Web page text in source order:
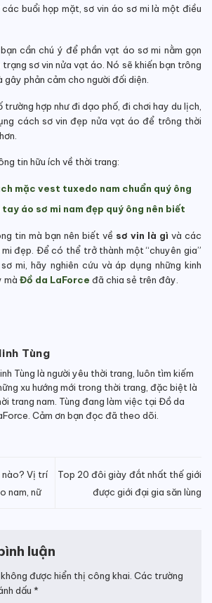
buổi họp mặt, sơ vin áo sơ mi là một điều
bạn cần chú ý để phần vạt áo sơ mi nằm gọn
sơ vin nửa vạt áo. Nó sẽ khiến bạn trông
gây phản cảm cho người đối diện.
hợp như đi dạo phố, đi chơi hay du lịch,
cách sơ vin đẹp nửa vạt áo để trông thời
tin hữu ích về thời trang:
mặc vest tuxedo nam chuẩn quý ông
tay áo sơ mi nam đẹp quý ông nên biết
tin mà bạn nên biết về sơ vin là gì và các
đẹp. Để có thể trở thành một “chuyên gia”
mi, hãy nghiên cứu và áp dụng những kinh
mà Đồ da LaForce đã chia sẻ trên đây.
Tùng
Tùng là người yêu thời trang, luôn tìm kiếm
xu hướng mới trong thời trang, đặc biệt là
trang nam. Tùng đang làm việc tại Đồ da
Cảm ơn bạn đọc đã theo dõi.
nào? Vị trí
nam, nữ
Top 20 đôi giày đắt nhất thế giới
được giới đại gia săn lùng
luận
được hiển thị công khai. Các trường
dấu *